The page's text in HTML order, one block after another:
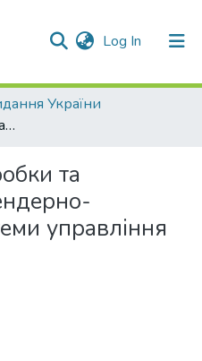
Log In (current)
України
Особливості розробки та впровадження ґендерно-орієнтованої системи управління персоналом
та
управління